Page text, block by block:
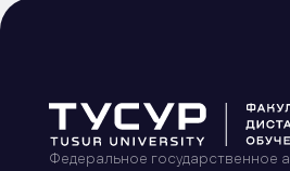
Федеральное государственное